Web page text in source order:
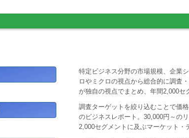
特定ビジネス分野の市場規模、企業
ロやミクロの視点から総合的に調査
が独自の視点でまとめ、年間2,000セ
調査ターゲットを絞り込むことで価
のビジネスレポート。30,000円～の
2,000セグメントに及ぶマーケット・